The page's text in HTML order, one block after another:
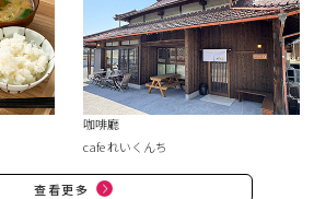
咖啡廳
cafe れいくんち
查看更多